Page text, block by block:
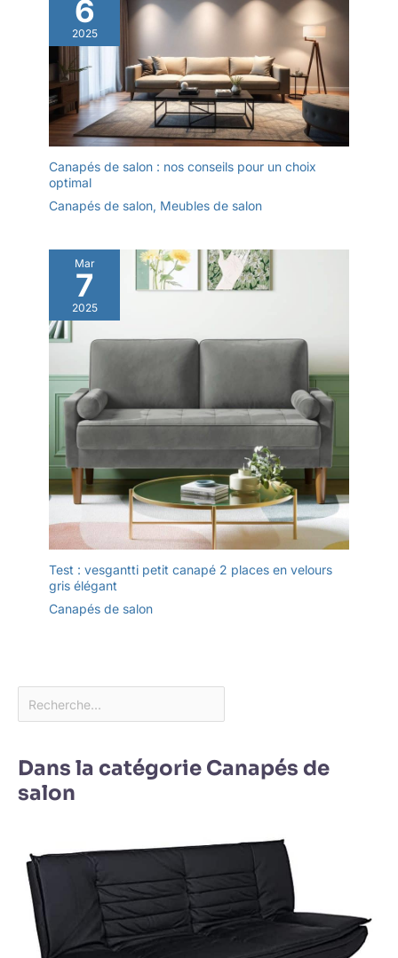
6
2025
Canapés de salon : nos conseils pour un choix
optimal
Canapés de salon, Meubles de salon
Mar
7
2025
Test : vesgantti petit canapé 2 places en velours
gris élégant
Canapés de salon
Dans la catégorie Canapés de
salon